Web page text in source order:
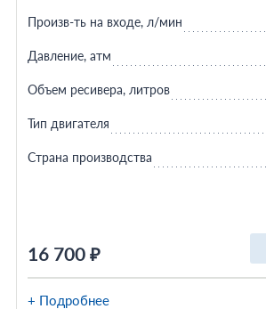
16 700 ₽
Произв-ть на входе, л/мин
Давление, атм
Объем ресивера, литров
Тип двигателя
Страна производства
+ Подробнее